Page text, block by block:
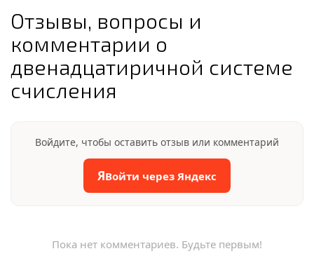
Отзывы, вопросы и
комментарии о
двенадцатиричной системе
счисления
Войдите, чтобы оставить отзыв или комментарий
ЯВойти через Яндекс
Пока нет комментариев. Будьте первым!